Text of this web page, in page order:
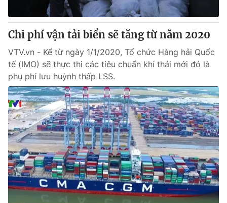
® Cấm sao chép dưới mọi hình thức nếu không có sự chấp
thuận bằng văn bản. Ghi rõ nguồn VTV.vn khi phát hành lại
thông tin từ website này.
Chi phí vận tải biển sẽ tăng từ năm 2020
VTV.vn - Kể từ ngày 1/1/2020, Tổ chức Hàng hải Quốc
tế (IMO) sẽ thực thi các tiêu chuẩn khí thải mới đó là
phụ phí lưu huỳnh thấp LSS.